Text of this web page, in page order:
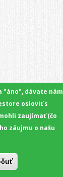
"áno", dávate nám
osloviť s
zaujímať (čo
záujmu o našu